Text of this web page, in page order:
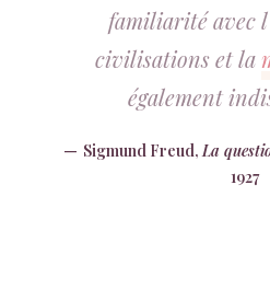
familiarité avec
civilisations et la
également
Sigmund Freud,La
1927